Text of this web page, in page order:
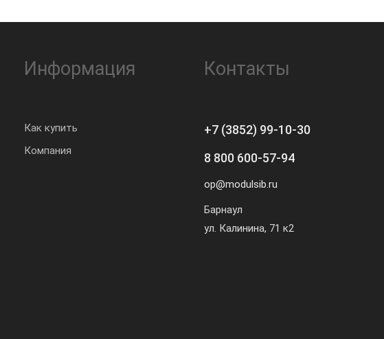
Информация
Как купить
Компания
Контакты
+7 (3852) 99-10-30
8 800 600-57-94
op@modulsib.ru
Барнаул
ул. Калинина, 71 к2